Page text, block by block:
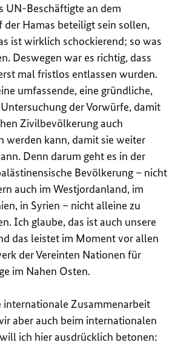
UN-Beschäftigte an dem
der Hamas beteiligt sein sollen,
ist wirklich schockierend; so was
Deswegen war es richtig, dass
mal fristlos entlassen wurden.
umfassende, eine gründliche,
der Vorwürfe, damit
Zivilbevölkerung auch
werden kann, damit sie weiter
Denn darum geht es in der
Bevölkerung – nicht
auch im Westjordanland, im
in Syrien – nicht alleine zu
Ich glaube, das ist auch unsere
das leistet im Moment vor allen
der Vereinten Nationen für
im Nahen Osten.
internationale Zusammenarbeit
aber auch beim internationalen
ich hier ausdrücklich betonen: